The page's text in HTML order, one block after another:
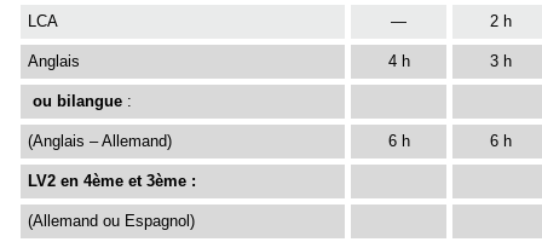
LCA — 2 h
Anglais 4 h 3 h
ou bilangue :
(Anglais – Allemand) 6 h 6 h
LV2 en 4ème et 3ème :
(Allemand ou Espagnol)